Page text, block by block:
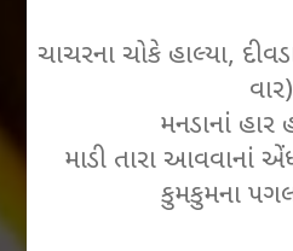
ચાચરના ચોકે હાલ્યા,
વાર)
મનડાનાં હાર
માડી તારા આવવાનાં
કુમકુમના